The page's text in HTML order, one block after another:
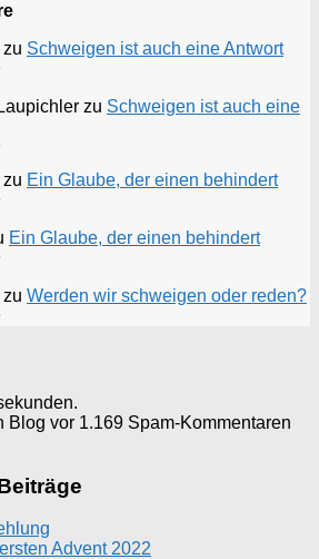
zu Schweigen ist auch eine Antwort
zu Schweigen ist auch eine
zu Ein Glaube, der einen behindert
Ein Glaube, der einen behindert
zu Werden wir schweigen oder reden?
Blog vor 1.169 Spam-Kommentaren
Advent 2022